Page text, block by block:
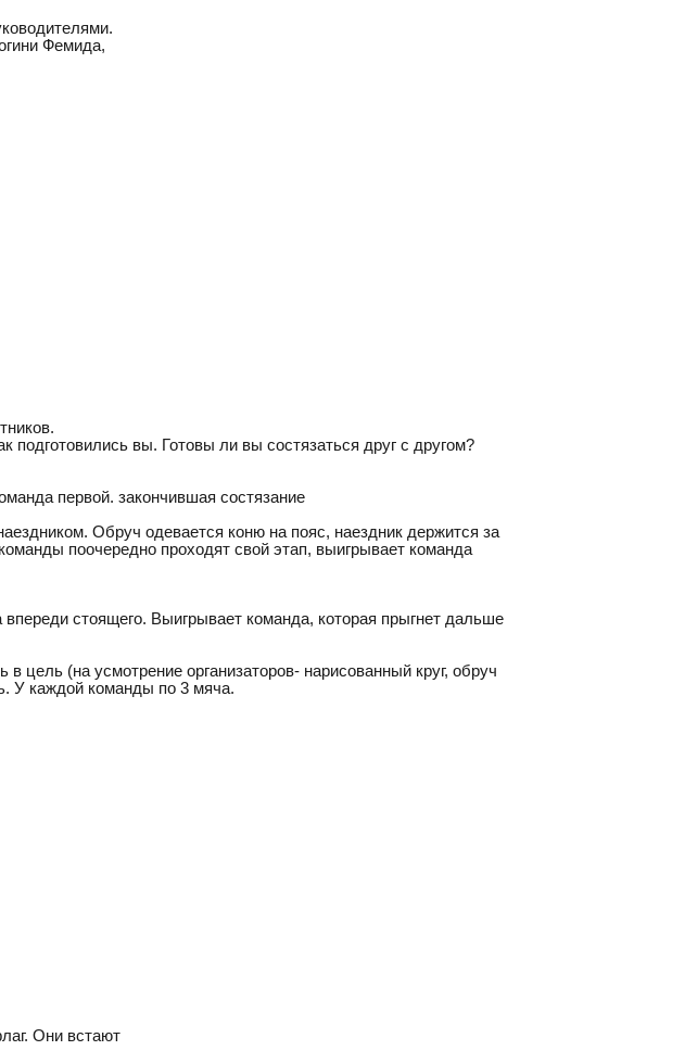
Фемида,
подготовились вы. Готовы ли вы состязаться друг с другом?
первой. закончившая состязание
Обруч одевается коню на пояс, наездник держится за
поочередно проходят свой этап, выигрывает команда
стоящего. Выигрывает команда, которая прыгнет дальше
цель (на усмотрение организаторов- нарисованный круг, обруч
У каждой команды по 3 мяча.
Они встают